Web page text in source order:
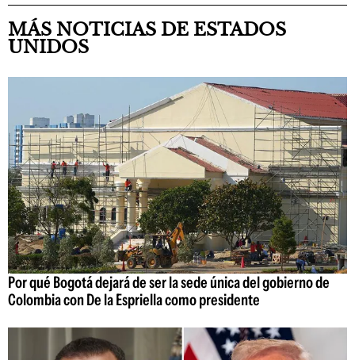
MÁS NOTICIAS DE ESTADOS
UNIDOS
Por qué Bogotá dejará de ser la sede única del gobierno de
Colombia con De la Espriella como presidente